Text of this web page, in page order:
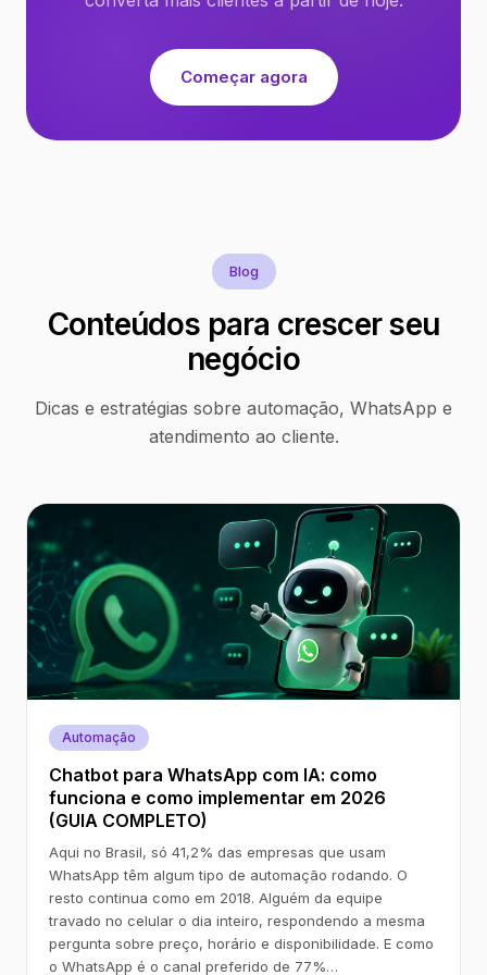
Começar agora
Blog
Conteúdos para crescer seu
negócio
Dicas e estratégias sobre automação, WhatsApp e
atendimento ao cliente.
Automação
Chatbot para WhatsApp com IA: como
funciona e como implementar em 2026
(GUIA COMPLETO)
Aqui no Brasil, só 41,2% das empresas que usam
WhatsApp têm algum tipo de automação rodando. O
resto continua como em 2018. Alguém da equipe
travado no celular o dia inteiro, respondendo a mesma
pergunta sobre preço, horário e disponibilidade. E como
o WhatsApp é o canal preferido de 77%…